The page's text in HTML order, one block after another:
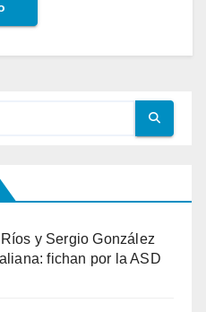
y Sergio González
fichan por la ASD